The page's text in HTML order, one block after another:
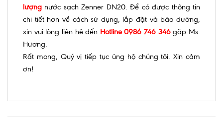
lượng nước sạch Zenner DN20. Để có được thông tin
chi tiết hơn về cách sử dụng, lắp đặt và bảo dưỡng,
xin vui lòng liên hệ đến Hotline 0986 746 346 gặp Ms.
Hương.
Rất mong, Quý vị tiếp tục ủng hộ chúng tôi. Xin cảm
ơn!